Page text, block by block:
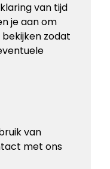
van tijd
je aan om
zodat
van
met ons